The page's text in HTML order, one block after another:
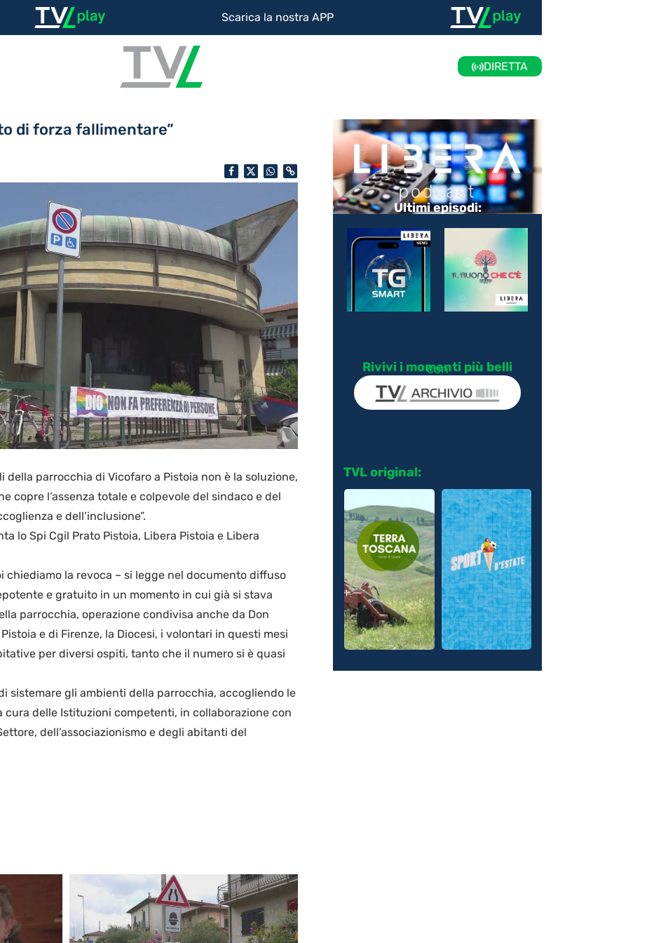
Scarica la nostra APP
DIRETTA
di forza fallimentare”
della parrocchia di Vicofaro a Pistoia non è la soluzione,
copre l’assenza totale e colpevole del sindaco e del
e dell’inclusione”.
lo Spi Cgil Prato Pistoia, Libera Pistoia e Libera
chiediamo la revoca – si legge nel documento diffuso
e gratuito in un momento in cui già si stava
parrocchia, operazione condivisa anche da Don
e di Firenze, la Diocesi, i volontari in questi mesi
per diversi ospiti, tanto che il numero si è quasi
sistemare gli ambienti della parrocchia, accogliendo le
delle Istituzioni competenti, in collaborazione con
dell’associazionismo e degli abitanti del
Ultimi episodi:
Rivivi i momenti più belli
con
TVL original: